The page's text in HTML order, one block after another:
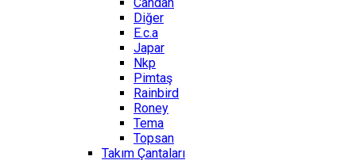
Diğer
E.c.a
Japar
Nkp
Pimtaş
Rainbird
Roney
Tema
Topsan
Takım Çantaları